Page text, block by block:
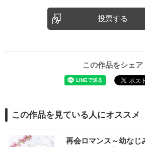
投票する
この作品をシェア
この作品を見ている人にオススメ
再会ロマンス～幼なじ